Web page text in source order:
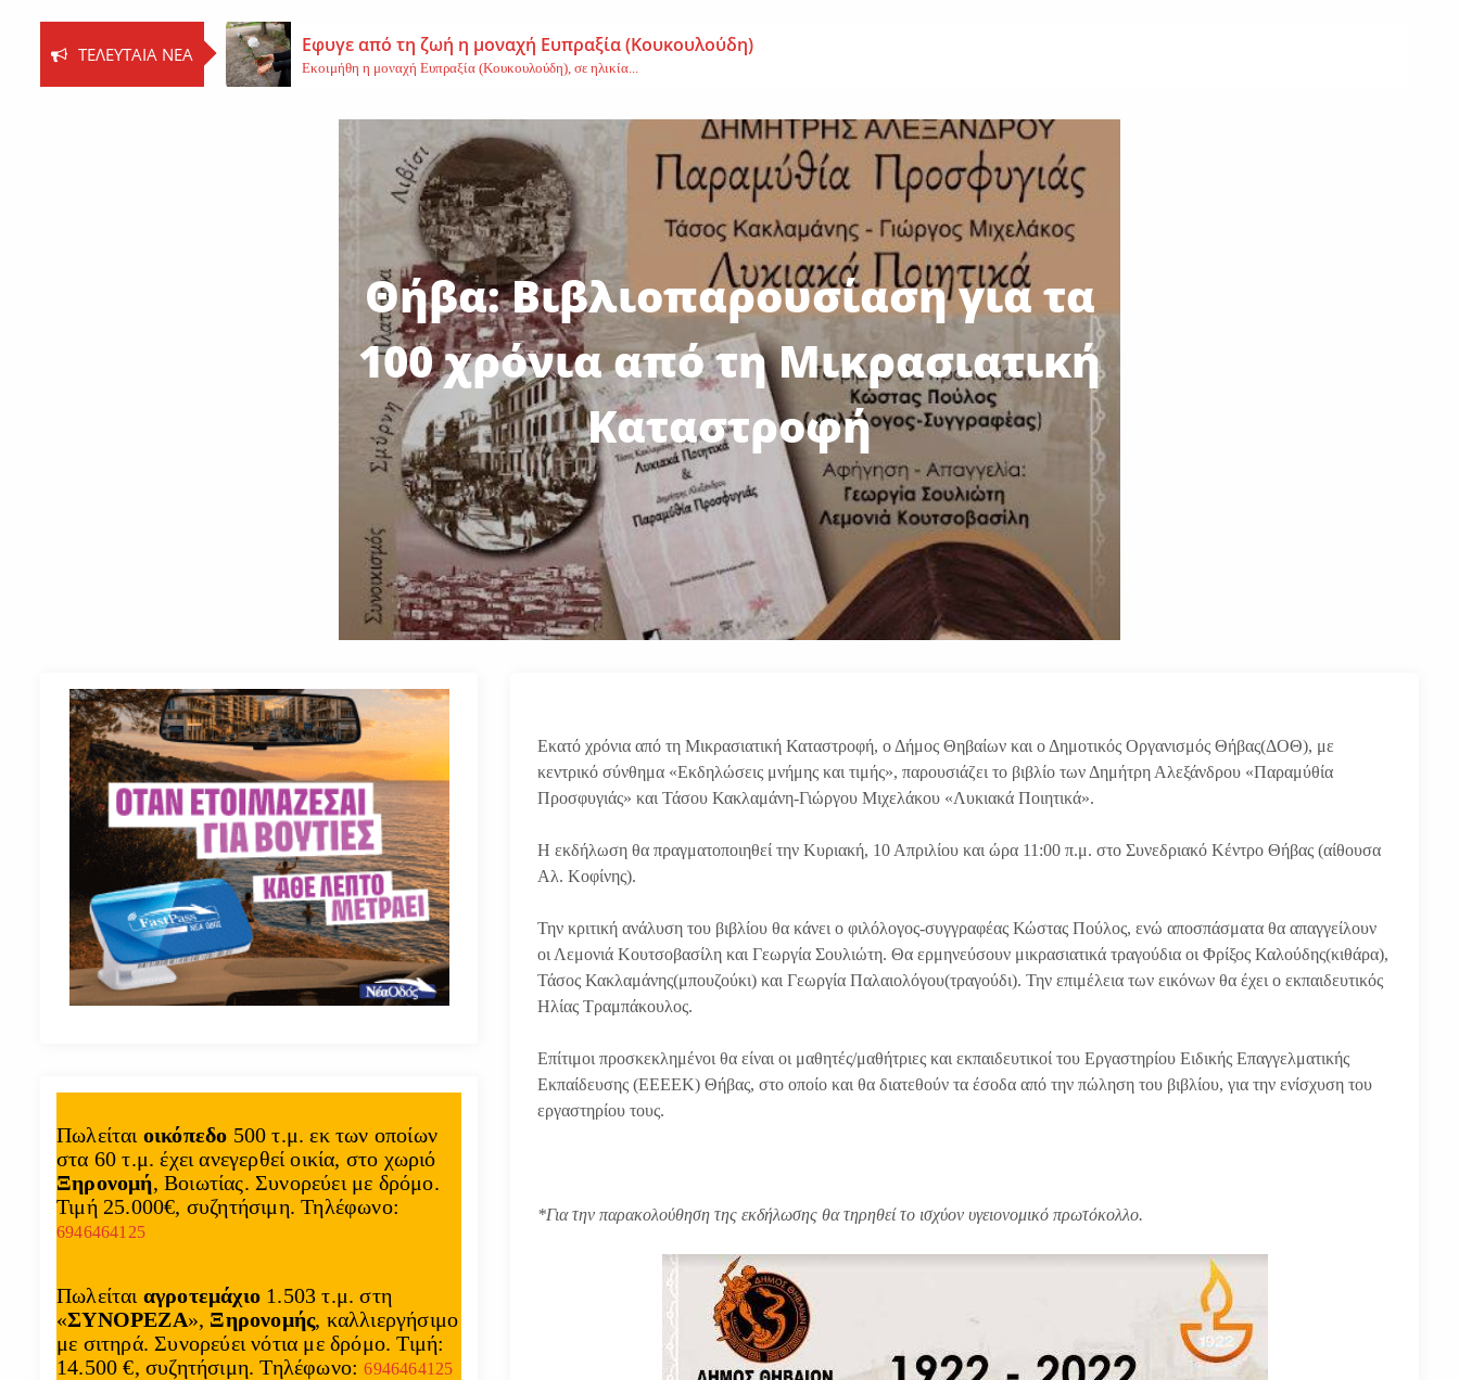
ΤΕΛΕΥΤΑΊΑ ΝΈΑ Εφυγε από τη ζωή η μοναχή Ευπραξία (Κουκουλούδη)
Εκοιμήθη η μοναχή Ευπραξία (Κουκουλούδη), σε ηλικία...
Νέο εργατικό δυστύχημα-Νεκρός 59χρονος πατέρας τριών παιδιών
Τη ζωή του έχασε ένας 59χρονος εργάτης,...
Εφυγε από τη ζωή η Αγγελική Σμυρναίου
Εφυγε από τη ζωή η Αγγελική Σμυρναίου,...
Θήβα: Βιβλιοπαρουσίαση για τα
100 χρόνια από τη Μικρασιατική
Καταστροφή
Εκατό χρόνια από τη Μικρασιατική Καταστροφή, ο Δήμος Θηβαίων και ο Δημοτικός Οργανισμός Θήβας(ΔΟΘ), με
κεντρικό σύνθημα «Εκδηλώσεις μνήμης και τιμής», παρουσιάζει το βιβλίο των Δημήτρη Αλεξάνδρου «Παραμύθία
Προσφυγιάς» και Τάσου Κακλαμάνη-Γιώργου Μιχελάκου «Λυκιακά Ποιητικά».
Η εκδήλωση θα πραγματοποιηθεί την Κυριακή, 10 Απριλίου και ώρα 11:00 π.μ. στο Συνεδριακό Κέντρο Θήβας (αίθουσα
Αλ. Κοφίνης).
Την κριτική ανάλυση του βιβλίου θα κάνει ο φιλόλογος-συγγραφέας Κώστας Πούλος, ενώ αποσπάσματα θα απαγγείλουν
οι Λεμονιά Κουτσοβασίλη και Γεωργία Σουλιώτη. Θα ερμηνεύσουν μικρασιατικά τραγούδια οι Φρίξος Καλούδης(κιθάρα),
Τάσος Κακλαμάνης(μπουζούκι) και Γεωργία Παλαιολόγου(τραγούδι). Την επιμέλεια των εικόνων θα έχει ο εκπαιδευτικός
Ηλίας Τραμπάκουλος.
Επίτιμοι προσκεκλημένοι θα είναι οι μαθητές/μαθήτριες και εκπαιδευτικοί του Εργαστηρίου Ειδικής Επαγγελματικής
Εκπαίδευσης (ΕΕΕΕΚ) Θήβας, στο οποίο και θα διατεθούν τα έσοδα από την πώληση του βιβλίου, για την ενίσχυση του
εργαστηρίου τους.
*Για την παρακολούθηση της εκδήλωσης θα τηρηθεί το ισχύον υγειονομικό πρωτόκολλο.
Πωλείται οικόπεδο 500 τ.μ. εκ των οποίων
στα 60 τ.μ. έχει ανεγερθεί οικία, στο χωριό
Ξηρονομή, Βοιωτίας. Συνορεύει με δρόμο.
Τιμή 25.000€, συζητήσιμη. Τηλέφωνο:
6946464125
Πωλείται αγροτεμάχιο 1.503 τ.μ. στη
«ΣΥΝΟΡΕΖΑ», Ξηρονομής, καλλιεργήσιμο
με σιτηρά. Συνορεύει νότια με δρόμο. Τιμή:
14.500 €, συζητήσιμη. Τηλέφωνο:6946464125